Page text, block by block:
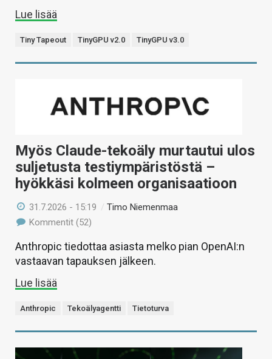
Lue lisää
Tiny Tapeout TinyGPU v2.0 TinyGPU v3.0
Myös Claude-tekoäly murtautui ulos
suljetusta testiympäristöstä –
hyökkäsi kolmeen organisaatioon
31.7.2026 - 15:19 /Timo Niemenmaa
Kommentit (52)
Anthropic tiedottaa asiasta melko pian OpenAI:n
vastaavan tapauksen jälkeen.
Lue lisää
Anthropic Tekoälyagentti Tietoturva